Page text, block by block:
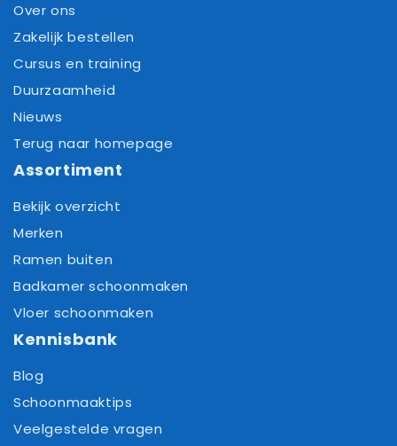
Over ons
Zakelijk bestellen
Cursus en training
Duurzaamheid
Nieuws
Terug naar homepage
Assortiment
Bekijk overzicht
Merken
Ramen buiten
Badkamer schoonmaken
Vloer schoonmaken
Kennisbank
Blog
Schoonmaaktips
Veelgestelde vragen